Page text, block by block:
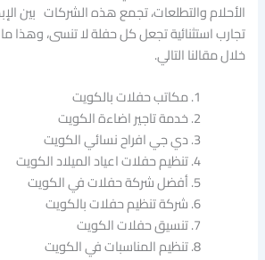
الأحلام والتطلعات، تجمع هذه الشركات بين
تجارب استثنائية تجعل كل حفلة لا تنسى،
خلال مقالنا التالي.
مكاتب حفلات بالكويت
خدمة تاجير اضاءة الكويت
دي جي افراح نسائي الكويت
تنظيم حفلات اعياد الميلاد الكويت
أفضل شركة حفلات في الكويت
شركة تنظيم حفلات بالكويت
تنسيق حفلات الكويت
تنظيم المناسبات في الكويت